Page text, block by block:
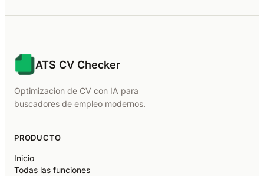
ATS CV Checker
Optimizacion de CV con IA para
buscadores de empleo modernos.
PRODUCTO
Inicio
Todas las funciones